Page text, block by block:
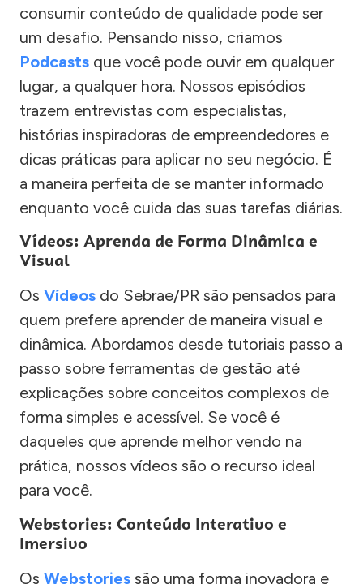
consumir conteúdo de qualidade pode ser
um desafio. Pensando nisso, criamos
Podcasts que você pode ouvir em qualquer
lugar, a qualquer hora. Nossos episódios
trazem entrevistas com especialistas,
histórias inspiradoras de empreendedores e
dicas práticas para aplicar no seu negócio. É
a maneira perfeita de se manter informado
enquanto você cuida das suas tarefas diárias.
Vídeos: Aprenda de Forma Dinâmica e
Visual
Os Vídeos do Sebrae/PR são pensados para
quem prefere aprender de maneira visual e
dinâmica. Abordamos desde tutoriais passo a
passo sobre ferramentas de gestão até
explicações sobre conceitos complexos de
forma simples e acessível. Se você é
daqueles que aprende melhor vendo na
prática, nossos vídeos são o recurso ideal
para você.
Webstories: Conteúdo Interativo e
Imersivo
Os Webstories são uma forma inovadora e